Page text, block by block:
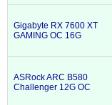
Gigabyte RX 7600 XT
GAMING OC 16G
ASRock ARC B580
Challenger 12G OC